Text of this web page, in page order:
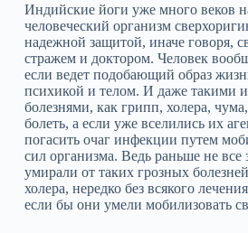
Индийские йоги уже много веков
человеческий организм
надежной защитой, иначе говоря,
стражем и доктором. Человек
если ведет подобающий образ
психикой и телом. И даже такими
болезнями, как грипп, холера,
болеть, а если уже вселились их
погасить очаг инфекции путем
сил организма. Ведь раньше не все
умирали от таких грозных
холера, нередко без всякого
если бы они умели мобилизовать